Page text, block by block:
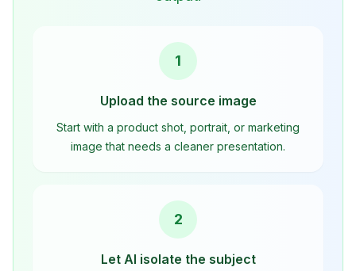
1
Upload the source image
Start with a product shot, portrait, or marketing
image that needs a cleaner presentation.
2
Let AI isolate the subject